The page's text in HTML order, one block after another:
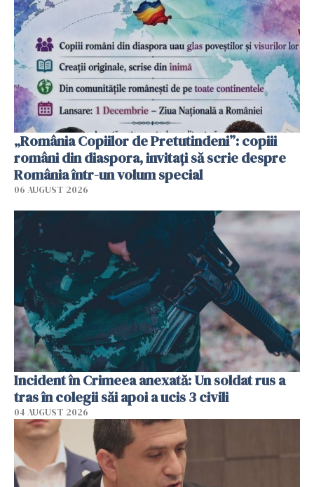
„România Copiilor de Pretutindeni”: copiii
români din diaspora, invitați să scrie despre
România într-un volum special
06 AUGUST 2026
Incident în Crimeea anexată: Un soldat rus a
tras în colegii săi apoi a ucis 3 civili
04 AUGUST 2026